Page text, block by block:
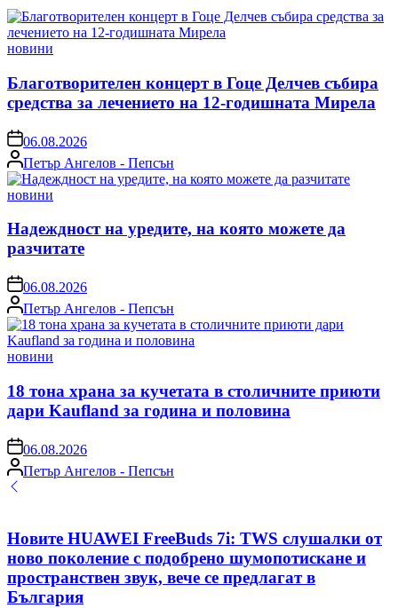
Posted
новини
Благотворителен концерт в Гоце Делчев събира
средства за лечението на 12-годишната Мирела
on06.08.2026
Posted
by
Петър Ангелов - Пепсън
Posted
новини
Надеждност на уредите, на която можете да
разчитате
on06.08.2026
Posted
by
Петър Ангелов - Пепсън
Posted
новини
18 тона храна за кучетата в столичните приюти
дари Kaufland за година и половина
on06.08.2026
Posted
by
Петър Ангелов - Пепсън
Новите HUAWEI FreeBuds 7i: TWS слушалки от
ново поколение с подобрено шумопотискане и
пространствен звук, вече се предлагат в
България